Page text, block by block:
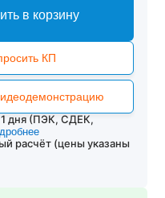
в корзину
КП
дня (ПЭК, СДЕК,
расчёт (цены указаны